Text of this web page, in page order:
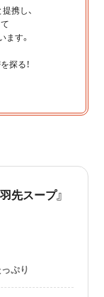
携し、
ます。
探る！
先スープ』
ぷり